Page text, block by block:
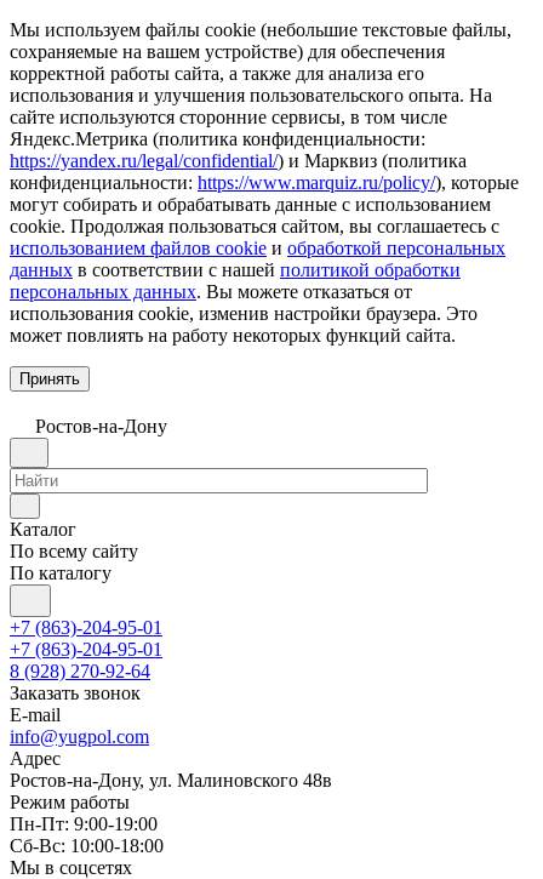
Мы используем файлы cookie (небольшие текстовые файлы,
сохраняемые на вашем устройстве) для обеспечения
корректной работы сайта, а также для анализа его
использования и улучшения пользовательского опыта. На
сайте используются сторонние сервисы, в том числе
Яндекс.Метрика (политика конфиденциальности:
https://yandex.ru/legal/confidential/) и Марквиз (политика
конфиденциальности: https://www.marquiz.ru/policy/), которые
могут собирать и обрабатывать данные с использованием
cookie. Продолжая пользоваться сайтом, вы соглашаетесь с
использованием файлов cookie и обработкой персональных
данных в соответствии с нашей политикой обработки
персональных данных. Вы можете отказаться от
использования cookie, изменив настройки браузера. Это
может повлиять на работу некоторых функций сайта.
Принять
Ростов-на-Дону
Каталог
По всему сайту
По каталогу
+7 (863)-204-95-01
+7 (863)-204-95-01
8 (928) 270-92-64
Заказать звонок
E-mail
info@yugpol.com
Адрес
Ростов-на-Дону, ул. Малиновского 48в
Режим работы
Пн-Пт: 9:00-19:00
Cб-Вс: 10:00-18:00
Мы в соцсетях